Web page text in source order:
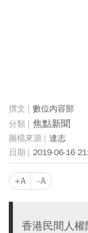
數位內容部
焦點新聞
達志
2019-06-16
+A -A
香港民間人